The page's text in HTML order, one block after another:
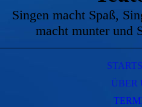
Singen macht Spaß,
macht munter und
ÜBER